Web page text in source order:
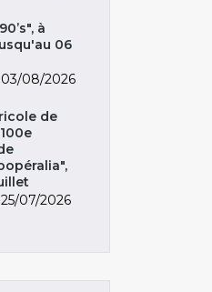
à
06
08/2026
de
07/2026